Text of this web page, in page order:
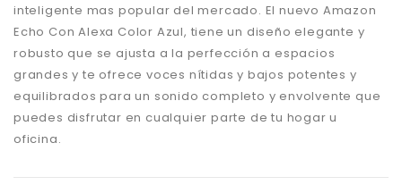
inteligente mas popular del mercado. El nuevo Amazon
Echo Con Alexa Color Azul, tiene un diseño elegante y
robusto que se ajusta a la perfección a espacios
grandes y te ofrece voces nítidas y bajos potentes y
equilibrados para un sonido completo y envolvente que
puedes disfrutar en cualquier parte de tu hogar u
oficina.